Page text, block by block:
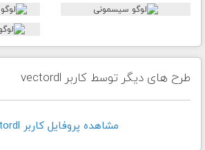
طرح های دیگر توسط کاربر vectordl
مشاهده پروفايل کاربر vectordl